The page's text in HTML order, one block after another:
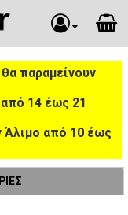
παραμείνουν
14 έως 21
Άλιμο από 10 έως